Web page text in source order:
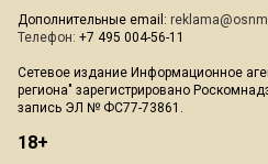
Дополнительные email:
Телефон: +7 495 004-56-11
Сетевое издание Информационное
региона" зарегистрировано
запись ЭЛ № ФС77-73861.
18+